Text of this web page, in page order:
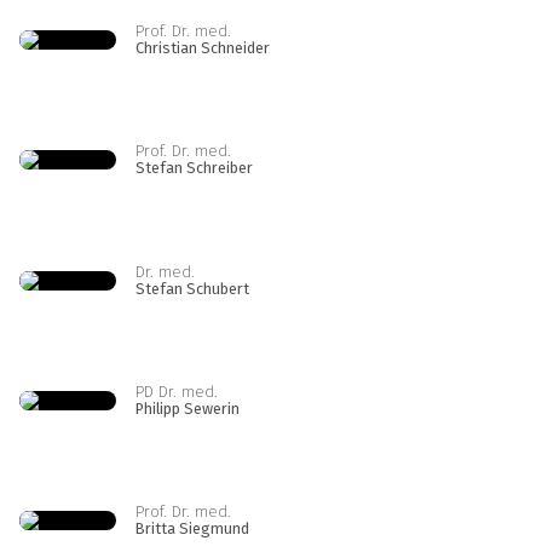
Prof. Dr. med.
Christian Schneider
Prof. Dr. med.
Stefan Schreiber
Dr. med.
Stefan Schubert
PD Dr. med.
Philipp Sewerin
Prof. Dr. med.
Britta Siegmund